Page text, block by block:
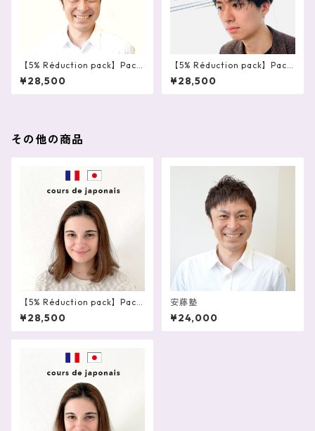
【5% Réduction pack】Pack
de 10 cours particuliers de j
aponais en ligne 60 mn – A
¥28,500
【5% Réduction pack】Pack
de 10 cours particuliers de j
aponais en ligne 60 mn – Iz
¥28,500
その他の商品
【5% Réduction pack】Pack
de 10 cours particuliers de j
aponais en ligne 60 mn – LI
¥28,500
安藤塾
¥24,000